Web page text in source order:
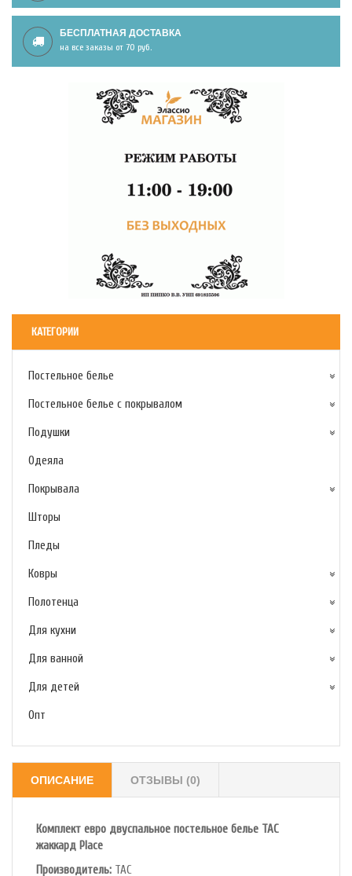
БЕСПЛАТНАЯ ДОСТАВКА
на все заказы от 70 руб.
КАТЕГОРИИ
Постельное белье
Постельное белье с покрывалом
Подушки
Одеяла
Покрывала
Шторы
Пледы
Ковры
Полотенца
Для кухни
Для ванной
Для детей
Опт
ОПИСАНИЕ ОТЗЫВЫ (0)
Комплект евро двуспальное постельное белье TAC
жаккард Place
Производитель: TAC